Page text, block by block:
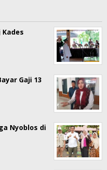
Gaji 13
Nyoblos di